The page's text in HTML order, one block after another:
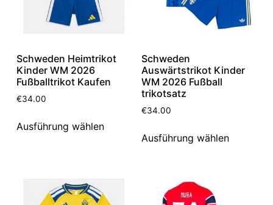
Schweden Heimtrikot
Kinder WM 2026
Fußballtrikot Kaufen
€34.00
Ausführung wählen
Schweden
Auswärtstrikot Kinder
WM 2026 Fußball
trikotsatz
€34.00
Ausführung wählen